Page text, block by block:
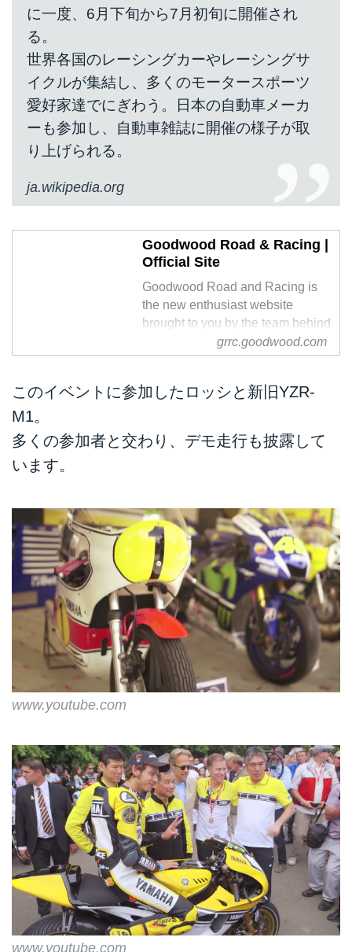
に一度、6月下旬から7月初旬に開催され
る。
世界各国のレーシングカーやレーシングサ
イクルが集結し、多くのモータースポーツ
愛好家達でにぎわう。日本の自動車メーカ
ーも参加し、自動車雑誌に開催の様子が取
り上げられる。
ja.wikipedia.org
Goodwood Road & Racing |
Official Site
Goodwood Road and Racing is
the new enthusiast website
brought to you by the team behind
the Festival of Speed and the
Goodwood Revival
grrc.goodwood.com
このイベントに参加したロッシと新旧YZR-
M1。
多くの参加者と交わり、デモ走行も披露して
います。
www.youtube.com
www.youtube.com